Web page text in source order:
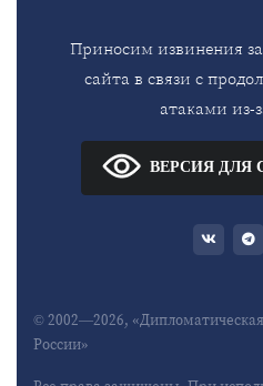
Приносим извинения
сайта в связи с
атаками из-
ВЕРСИЯ ДЛЯ
© 2002—2026,
России»